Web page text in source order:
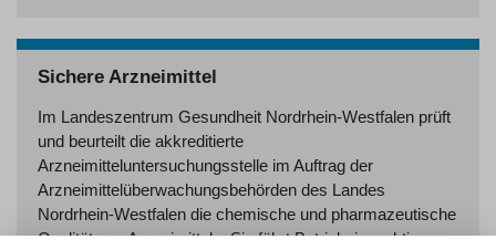
Sichere Arzneimittel
Im Landeszentrum Gesundheit Nordrhein-Westfalen prüft
und beurteilt die akkreditierte
Arzneimitteluntersuchungsstelle im Auftrag der
Arzneimittelüberwachungsbehörden des Landes
Nordrhein-Westfalen die chemische und pharmazeutische
Qualität von Arzneimitteln. Sie führt Betriebsinspektionen